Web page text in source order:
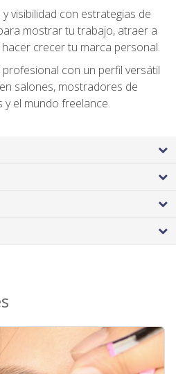
visibilidad con estrategias de
mostrar tu trabajo, atraer a
crecer tu marca personal.
con un perfil versátil
salones, mostradores de
el mundo freelance.